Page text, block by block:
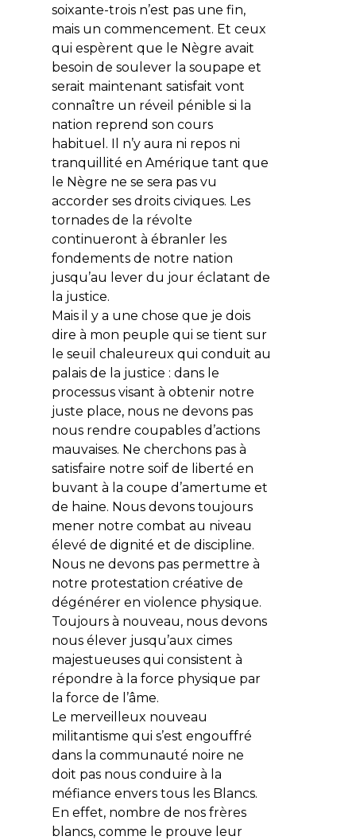
soixante-trois n’est pas une fin,
mais un commencement. Et ceux
qui espèrent que le Nègre avait
besoin de soulever la soupape et
serait maintenant satisfait vont
connaître un réveil pénible si la
nation reprend son cours
habituel. Il n’y aura ni repos ni
tranquillité en Amérique tant que
le Nègre ne se sera pas vu
accorder ses droits civiques. Les
tornades de la révolte
continueront à ébranler les
fondements de notre nation
jusqu’au lever du jour éclatant de
la justice.
Mais il y a une chose que je dois
dire à mon peuple qui se tient sur
le seuil chaleureux qui conduit au
palais de la justice : dans le
processus visant à obtenir notre
juste place, nous ne devons pas
nous rendre coupables d’actions
mauvaises. Ne cherchons pas à
satisfaire notre soif de liberté en
buvant à la coupe d’amertume et
de haine. Nous devons toujours
mener notre combat au niveau
élevé de dignité et de discipline.
Nous ne devons pas permettre à
notre protestation créative de
dégénérer en violence physique.
Toujours à nouveau, nous devons
nous élever jusqu’aux cimes
majestueuses qui consistent à
répondre à la force physique par
la force de l’âme.
Le merveilleux nouveau
militantisme qui s’est engouffré
dans la communauté noire ne
doit pas nous conduire à la
méfiance envers tous les Blancs.
En effet, nombre de nos frères
blancs, comme le prouve leur